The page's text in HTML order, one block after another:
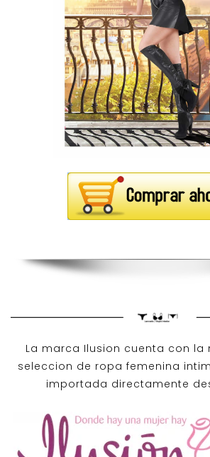
La marca Ilusion cuenta con la
seleccion de ropa femenina
importada directamente